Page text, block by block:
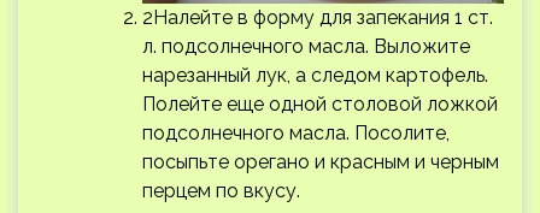
2Налейте в форму для запекания 1 ст.
л. подсолнечного масла. Выложите
нарезанный лук, а следом картофель.
Полейте еще одной столовой ложкой
подсолнечного масла. Посолите,
посыпьте орегано и красным и черным
перцем по вкусу.